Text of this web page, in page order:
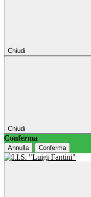
Chiudi
Chiudi
Conferma
Annulla Conferma